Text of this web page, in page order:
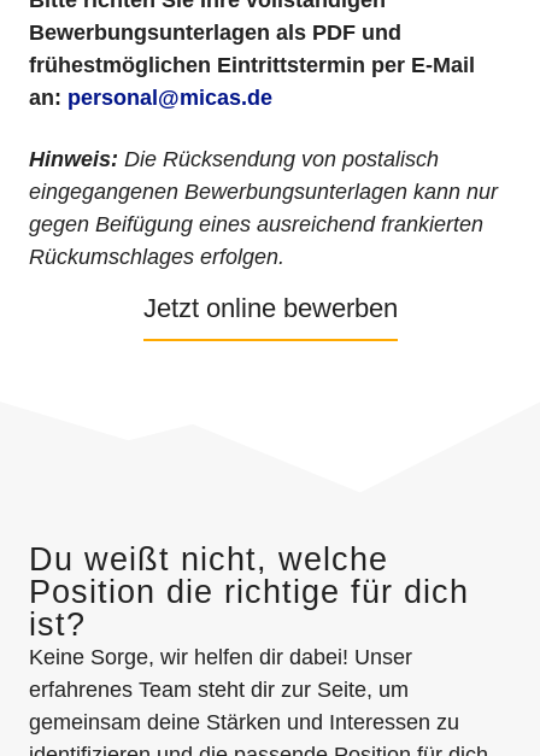
Bewerbungsunterlagen als PDF und
frühestmöglichen Eintrittstermin per E-Mail
an: personal@micas.de
Hinweis: Die Rücksendung von postalisch
eingegangenen Bewerbungsunterlagen kann nur
gegen Beifügung eines ausreichend frankierten
Rückumschlages erfolgen.
Jetzt online bewerben
Du weißt nicht, welche
Position die richtige für dich
ist?
Keine Sorge, wir helfen dir dabei! Unser
erfahrenes Team steht dir zur Seite, um
gemeinsam deine Stärken und Interessen zu